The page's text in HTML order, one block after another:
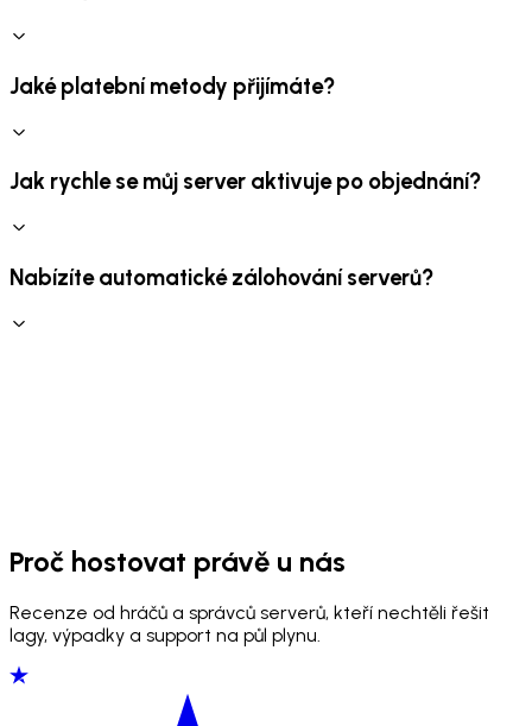
Jaké platební metody přijímáte?
Jak rychle se můj server aktivuje po objednání?
Nabízíte automatické zálohování serverů?
Proč hostovat právě u nás
Recenze od hráčů a správců serverů, kteří nechtěli řešit
lagy, výpadky a support na půl plynu.